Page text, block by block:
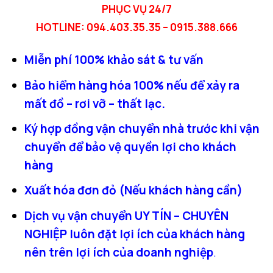
PHỤC VỤ 24/7
HOTLINE: 094.403.35.35 – 0915.388.666
Miễn phí 100% khảo sát & tư vấn
Bảo hiểm hàng hóa 100% nếu để xảy ra
mất đồ – rơi vỡ – thất lạc.
Ký hợp đồng vận chuyển nhà trước khi vận
chuyển để bảo vệ quyền lợi cho khách
hàng
Xuất hóa đơn đỏ (Nếu khách hàng cần)
Dịch vụ vận chuyển UY TÍN – CHUYÊN
NGHIỆP luôn đặt lợi ích của khách hàng
nên trên lợi ích của doanh nghiệp.